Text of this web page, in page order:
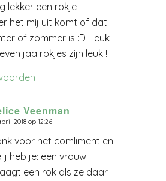
lekker een rokje
het mij uit komt of dat
of zommer is :D ! leuk
jaa rokjes zijn leuk !!
Veenman
2018 op 12:26
voor het comliment en
heb je: een vrouw
een rok als ze daar